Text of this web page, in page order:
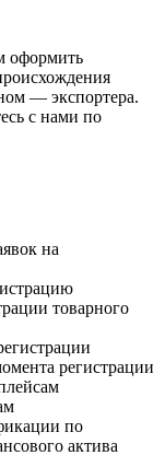
оформить
— экспортера.
с нами по
на
товарного
регистрации
по
актива